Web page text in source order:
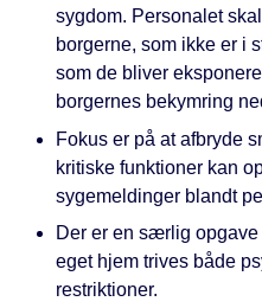
sygdom. Personalet
borgerne, som ikke er i
som de bliver
borgernes bekymring
Fokus er på at afbryde
kritiske funktioner kan
sygemeldinger blandt
Der er en særlig
eget hjem trives både
restriktioner.